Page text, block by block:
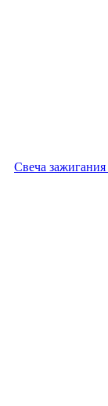
Свеча